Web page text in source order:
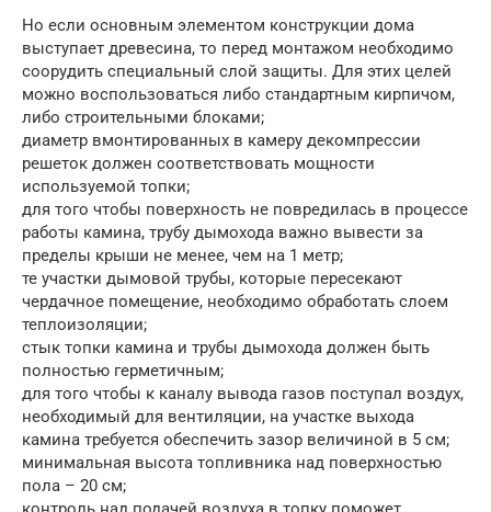
Но если основным элементом конструкции дома
выступает древесина, то перед монтажом необходимо
соорудить специальный слой защиты. Для этих целей
можно воспользоваться либо стандартным кирпичом,
либо строительными блоками;
диаметр вмонтированных в камеру декомпрессии
решеток должен соответствовать мощности
используемой топки;
для того чтобы поверхность не повредилась в процессе
работы камина, трубу дымохода важно вывести за
пределы крыши не менее, чем на 1 метр;
те участки дымовой трубы, которые пересекают
чердачное помещение, необходимо обработать слоем
теплоизоляции;
стык топки камина и трубы дымохода должен быть
полностью герметичным;
для того чтобы к каналу вывода газов поступал воздух,
необходимый для вентиляции, на участке выхода
камина требуется обеспечить зазор величиной в 5 см;
минимальная высота топливника над поверхностью
пола – 20 см;